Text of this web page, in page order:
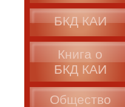
БКД КАИ
Книга о
БКД КАИ
Общество